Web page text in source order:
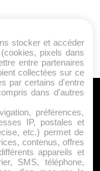
stocker et accéder
pixels dans
entre partenaires
collectées sur ce
par certains d'entre
dans d'autres
préférences,
IP, postales et
etc.) permet de
contenus, offres
appareils et
SMS, téléphone,